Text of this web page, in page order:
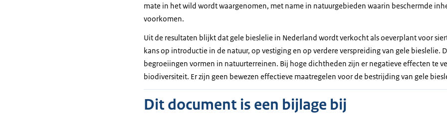
mate in het wild wordt waargenomen, met name in natuurgebieden waarin beschermde
voorkomen.
Uit de resultaten blijkt dat gele bieslelie in Nederland wordt verkocht als oeverplant voor
kans op introductie in de natuur, op vestiging en op verdere verspreiding van gele bieslelie.
begroeiingen vormen in natuurterreinen. Bij hoge dichtheden zijn er negatieve effecten te
biodiversiteit. Er zijn geen bewezen effectieve maatregelen voor de bestrijding van gele
Dit document is een bijlage bij